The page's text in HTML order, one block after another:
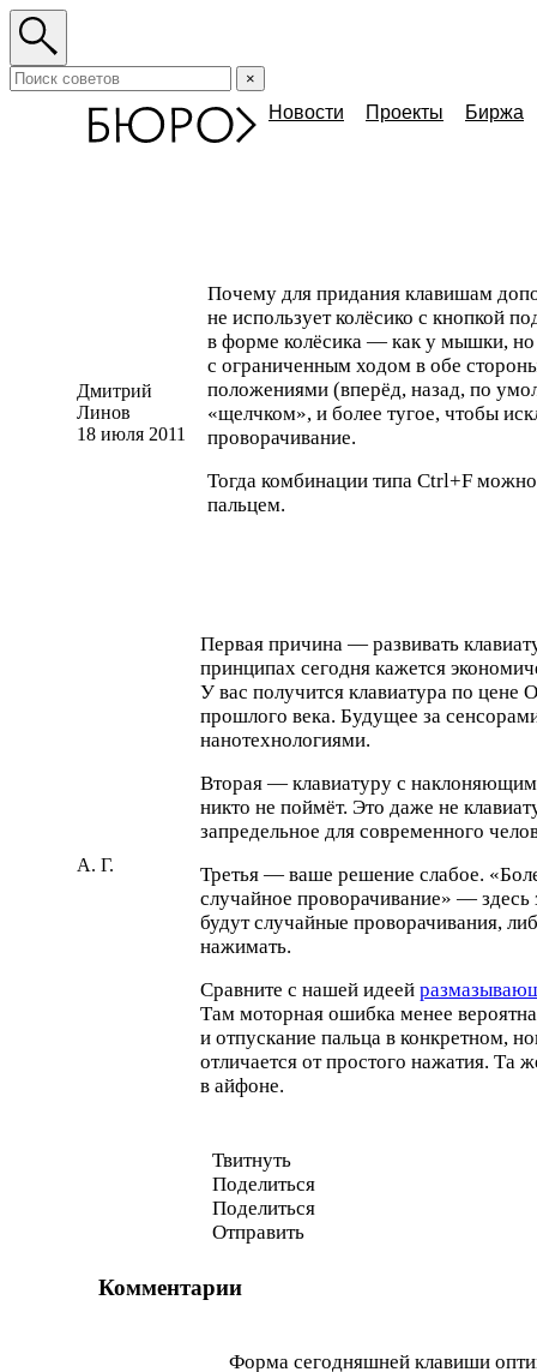
×
Новости Проекты Биржа
Дмитрий
Линов
18 июля 2011
Почему для придания клавишам
не использует колёсико с кнопкой
в форме колёсика — как у мышки, но
с ограниченным ходом в обе
положениями (вперёд, назад, по
«щелчком», и более тугое, чтобы
проворачивание.
Тогда комбинации типа Ctrl+F
пальцем.
А. Г.
Первая причина — развивать
принципах сегодня кажется
У вас получится клавиатура по цене
прошлого века. Будущее за
нанотехнологиями.
Вторая — клавиатуру с
никто не поймёт. Это даже не
запредельное для современного
Третья — ваше решение слабое. «
случайное проворачивание» —
будут случайные проворачивания,
нажимать.
Сравните с нашей идеей
Там моторная ошибка менее
и отпускание пальца в конкретном,
отличается от простого нажатия. Та
в айфоне.
Твитнуть
Поделиться
Поделиться
Отправить
Комментарии
Форма сегодняшней клавиши